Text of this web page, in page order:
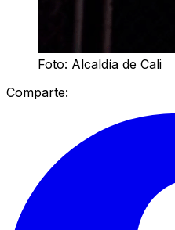
Foto: Alcaldía de Cali
Comparte: